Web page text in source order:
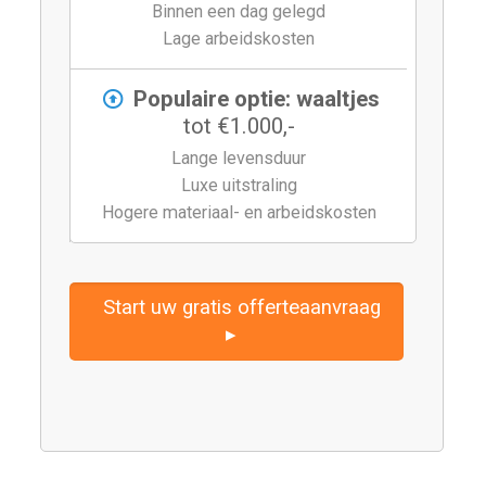
Binnen een dag gelegd
Lage arbeidskosten
Populaire optie: waaltjes
tot €1.000,-
Lange levensduur
Luxe uitstraling
Hogere materiaal- en arbeidskosten
Start uw gratis offerteaanvraag
▸